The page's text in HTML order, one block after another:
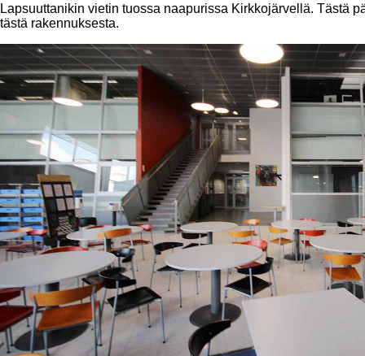
Lapsuuttanikin vietin tuossa naapurissa Kirkkojärvellä. Tästä
tästä rakennuksesta.